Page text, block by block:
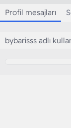
Profil mesajları
bybarisss adlı